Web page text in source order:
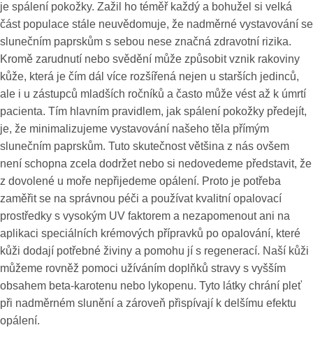
je spálení pokožky. Zažil ho téměř každý a bohužel si velká
část populace stále neuvědomuje, že nadměrné vystavování se
slunečním paprskům s sebou nese značná zdravotní rizika.
Kromě zarudnutí nebo svědění může způsobit vznik rakoviny
kůže, která je čím dál více rozšířená nejen u starších jedinců,
ale i u zástupců mladších ročníků a často může vést až k úmrtí
pacienta. Tím hlavním pravidlem, jak spálení pokožky předejít,
je, že minimalizujeme vystavování našeho těla přímým
slunečním paprskům. Tuto skutečnost většina z nás ovšem
není schopna zcela dodržet nebo si nedovedeme představit, že
z dovolené u moře nepřijedeme opálení. Proto je potřeba
zaměřit se na správnou péči a používat kvalitní opalovací
prostředky s vysokým UV faktorem a nezapomenout ani na
aplikaci speciálních krémových přípravků po opalování, které
kůži dodají potřebné živiny a pomohu jí s regenerací. Naší kůži
můžeme rovněž pomoci užíváním doplňků stravy s vyšším
obsahem beta-karotenu nebo lykopenu. Tyto látky chrání pleť
při nadměrném slunění a zároveň přispívají k delšímu efektu
opálení.